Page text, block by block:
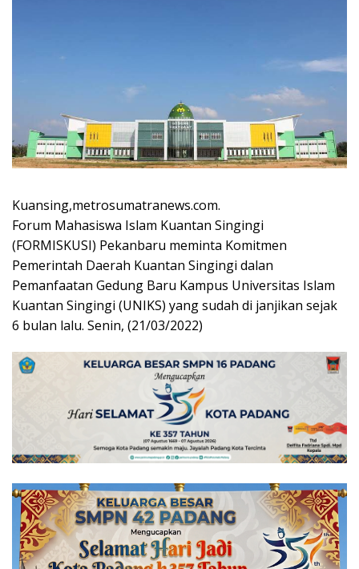
Kuansing,metrosumatranews.com.
Forum Mahasiswa Islam Kuantan Singingi
(FORMISKUSI) Pekanbaru meminta Komitmen
Pemerintah Daerah Kuantan Singingi dalan
Pemanfaatan Gedung Baru Kampus Universitas Islam
Kuantan Singingi (UNIKS) yang sudah di janjikan sejak
6 bulan lalu. Senin, (21/03/2022)